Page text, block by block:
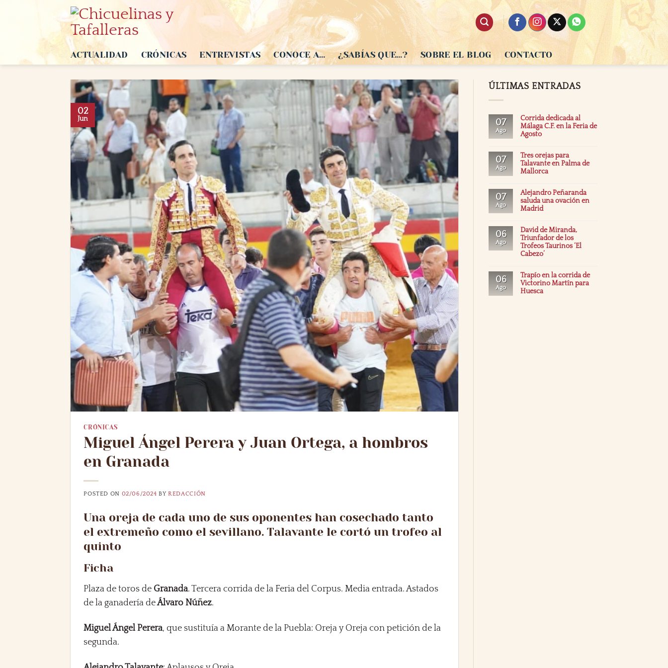
ACTUALIDAD
CRÓNICAS ENTREVISTAS CONOCE A… ¿SABÍAS QUE…? SOBRE EL BLOG CONTACTO
02
Jun
CRÓNICAS
Miguel Ángel Perera y Juan Ortega, a hombros
en Granada
POSTED ON 02/06/2024 BYREDACCIÓN
Una oreja de cada uno de sus oponentes han cosechado tanto
el extremeño como el sevillano. Talavante le cortó un trofeo al
quinto
Ficha
Plaza de toros de Granada. Tercera corrida de la Feria del Corpus. Media entrada. Astados
de la ganadería deÁlvaro Núñez.
Miguel Ángel Perera, que sustituía a Morante de la Puebla: Oreja y Oreja con petición de la
segunda.
ÚLTIMAS ENTRADAS
07
Ago
Corrida dedicada al
Málaga C.F. en la Feria de
Agosto
07
Ago
Tres orejas para
Talavante en Palma de
Mallorca
07
Ago
Alejandro Peñaranda
saluda una ovación en
Madrid
06
Ago
David de Miranda,
Triunfador de los
Trofeos Taurinos ‘El
Cabezo’
06
Ago
Trapío en la corrida de
Victorino Martín para
Huesca